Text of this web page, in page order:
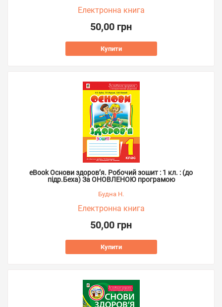
Електронна книга
50,00 грн
Купити
eBook Основи здоров’я. Робочий зошит : 1 кл. : (до
підр.Беха) За ОНОВЛЕНОЮ програмою
Будна Н.
Електронна книга
50,00 грн
Купити